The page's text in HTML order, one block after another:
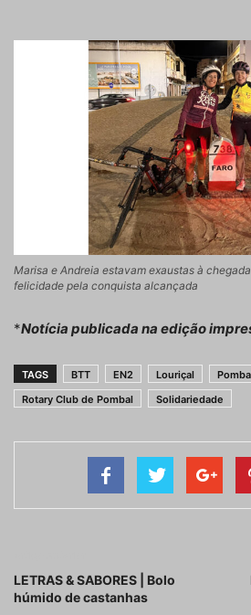
Marisa e Andreia estavam exaustas à
felicidade pela conquista alcançada
*Notícia publicada na edição
TAGS BTT EN2 Louriçal
Rotary Club de Pombal
Solidariedade
LETRAS & SABORES | Bolo
húmido de castanhas